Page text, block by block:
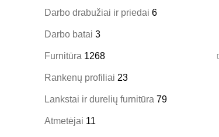
Darbo drabužiai ir priedai 6
Darbo batai 3
Furnitūra 1268
Rankenų profiliai 23
Lankstai ir durelių furnitūra 79
Atmetėjai 11